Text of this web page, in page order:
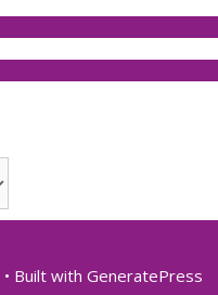
• Built with GeneratePress